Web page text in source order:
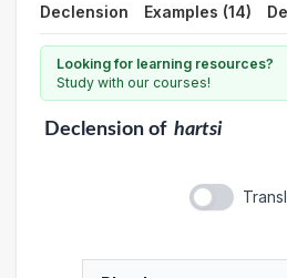
Declension Examples (14)
Looking for learning resources?
Study with our courses!
Declensionof hartsi